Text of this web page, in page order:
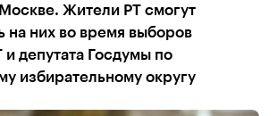
Жители РТ смогут
на них во время выборов
и депутата Госдумы по
избирательному округу